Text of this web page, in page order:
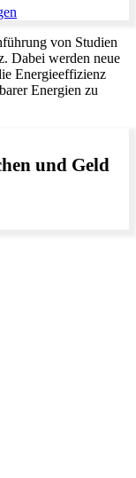
von Studien
Dabei werden neue
Energieeffizienz
Energien zu
und Geld